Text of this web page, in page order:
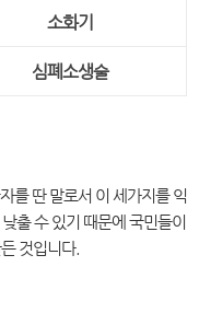
소화기
심폐소생술
를 딴 말로서 이 세가지를 익
출 수 있기 때문에 국민들이
것입니다.